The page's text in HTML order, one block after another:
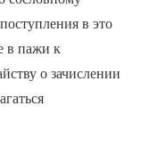
в это
в пажи к
о зачислении